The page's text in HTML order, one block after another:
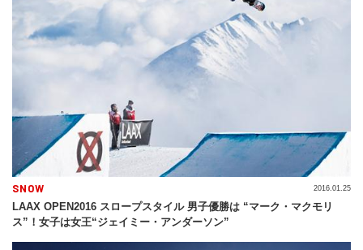
SNOW
LAAX OPEN2016 スロープスタイル 男子優勝は “マーク・マクモリ
ス”！女子は女王“ジェイミー・アンダーソン”
2016.01.25